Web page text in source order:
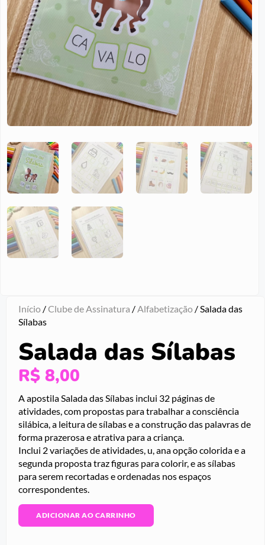
Início /Clube de Assinatura /Alfabetização / Salada das
Sílabas
Salada das Sílabas
R$ 8,00
A apostila Salada das Sílabas inclui 32 páginas de
atividades, com propostas para trabalhar a consciência
silábica, a leitura de sílabas e a construção das palavras de
forma prazerosa e atrativa para a criança.
Inclui 2 variações de atividades, u, ana opção colorida e a
segunda proposta traz figuras para colorir, e as sílabas
para serem recortadas e ordenadas nos espaços
correspondentes.
ADICIONAR AO CARRINHO